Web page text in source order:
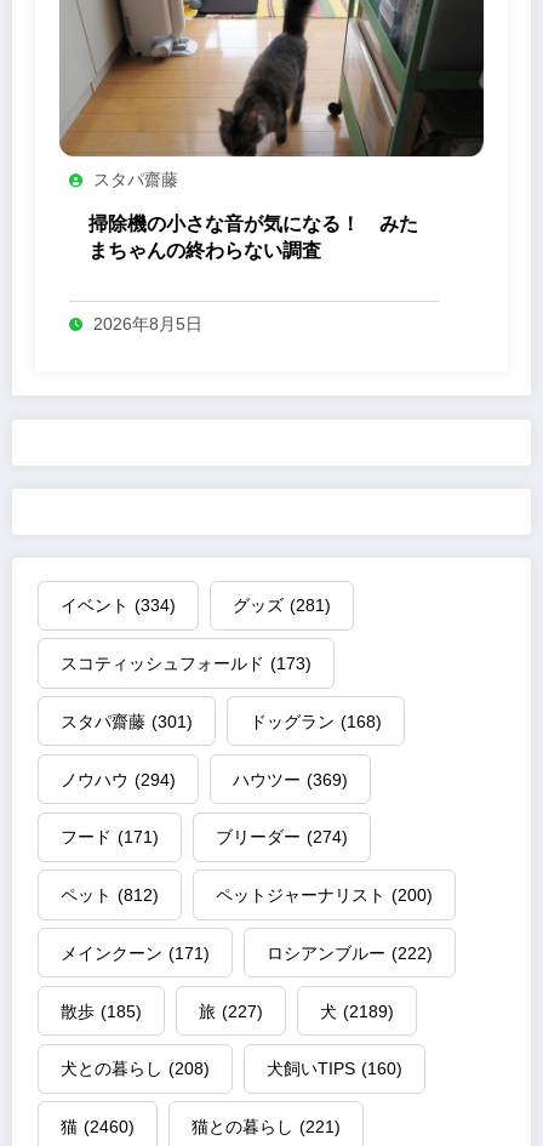
スタパ齋藤
掃除機の小さな音が気になる！ みた
まちゃんの終わらない調査
2026年8月5日
イベント (334) グッズ (281)
スコティッシュフォールド (173)
スタパ齋藤 (301) ドッグラン (168)
ノウハウ (294) ハウツー (369)
フード (171) ブリーダー (274)
ペット (812) ペットジャーナリスト (200)
メインクーン (171) ロシアンブルー (222)
散歩 (185) 旅 (227) 犬 (2189)
犬との暮らし (208) 犬飼いTIPS (160)
猫 (2460) 猫との暮らし (221)